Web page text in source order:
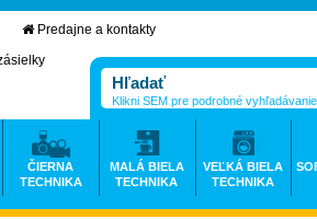
Predajne a kontakty
Klikni SEM pre podrobné
ČIERNA
TECHNIKA
MALÁ BIELA
TECHNIKA
VEĽKÁ BIELA
TECHNIKA